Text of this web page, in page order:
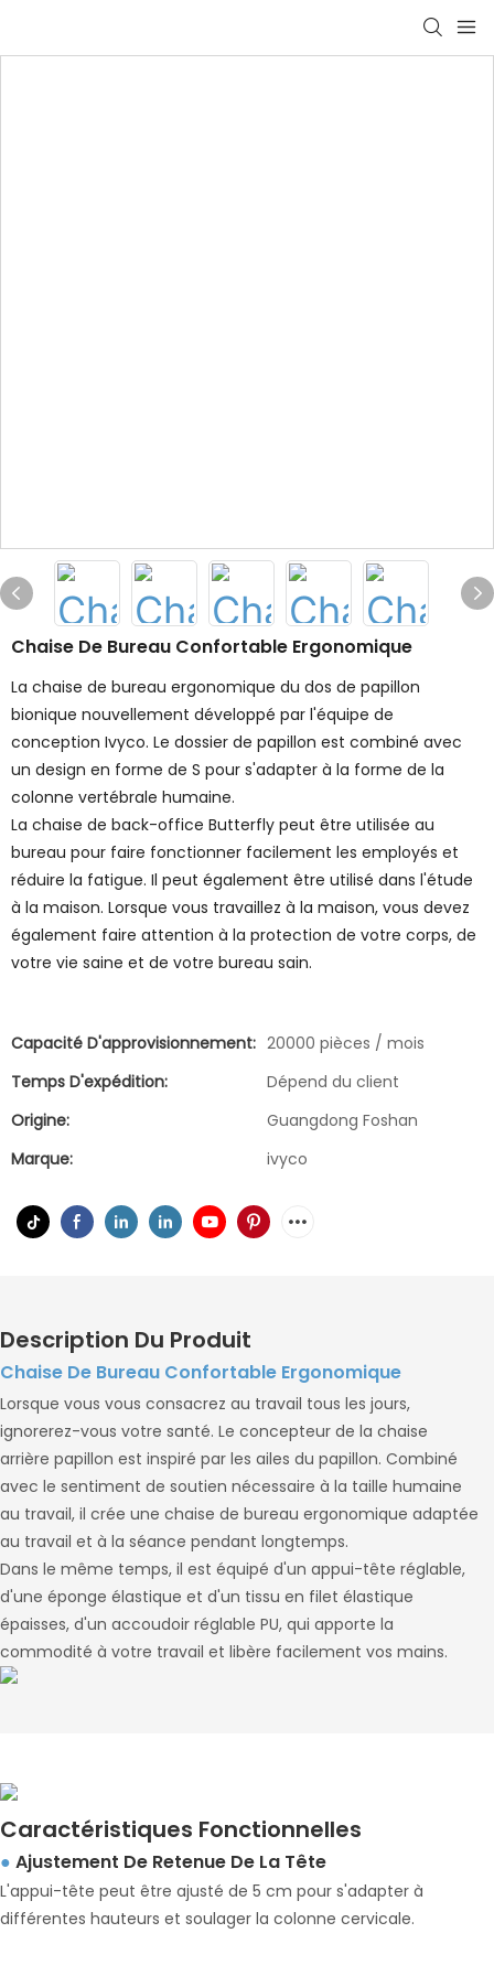
Chaise De Bureau Confortable Ergonomique
La chaise de bureau ergonomique du dos de papillon
bionique nouvellement développé par l'équipe de
conception Ivyco. Le dossier de papillon est combiné avec
un design en forme de S pour s'adapter à la forme de la
colonne vertébrale humaine.
La chaise de back-office Butterfly peut être utilisée au
bureau pour faire fonctionner facilement les employés et
réduire la fatigue. Il peut également être utilisé dans l'étude
à la maison. Lorsque vous travaillez à la maison, vous devez
également faire attention à la protection de votre corps, de
votre vie saine et de votre bureau sain.
Capacité D'approvisionnement: 20000 pièces / mois
Temps D'expédition:
Dépend du client
Origine:
Guangdong Foshan
Marque:
ivyco
Description Du Produit
Chaise De Bureau Confortable Ergonomique
Lorsque vous vous consacrez au travail tous les jours,
ignorerez-vous votre santé. Le concepteur de la chaise
arrière papillon est inspiré par les ailes du papillon. Combiné
avec le sentiment de soutien nécessaire à la taille humaine
au travail, il crée une chaise de bureau ergonomique adaptée
au travail et à la séance pendant longtemps.
Dans le même temps, il est équipé d'un appui-tête réglable,
d'une éponge élastique et d'un tissu en filet élastique
épaisses, d'un accoudoir réglable PU, qui apporte la
commodité à votre travail et libère facilement vos mains.
Caractéristiques Fonctionnelles
● Ajustement De Retenue De La Tête
L'appui-tête peut être ajusté de 5 cm pour s'adapter à
différentes hauteurs et soulager la colonne cervicale.